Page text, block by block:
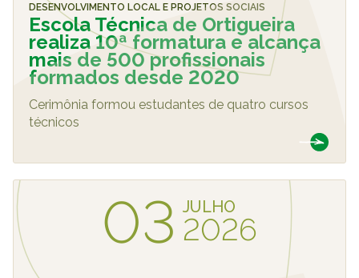
DESENVOLVIMENTO LOCAL E PROJETOS SOCIAIS
Escola Técnica de Ortigueira
realiza 10ª formatura e alcança
mais de 500 profissionais
formados desde 2020
Cerimônia formou estudantes de quatro cursos
técnicos
03 JULHO
2026